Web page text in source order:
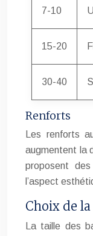
7-10
15-20
30-40
Renforts
Les renforts
augmentent la
proposent
l’aspect
Choix de
La taille des